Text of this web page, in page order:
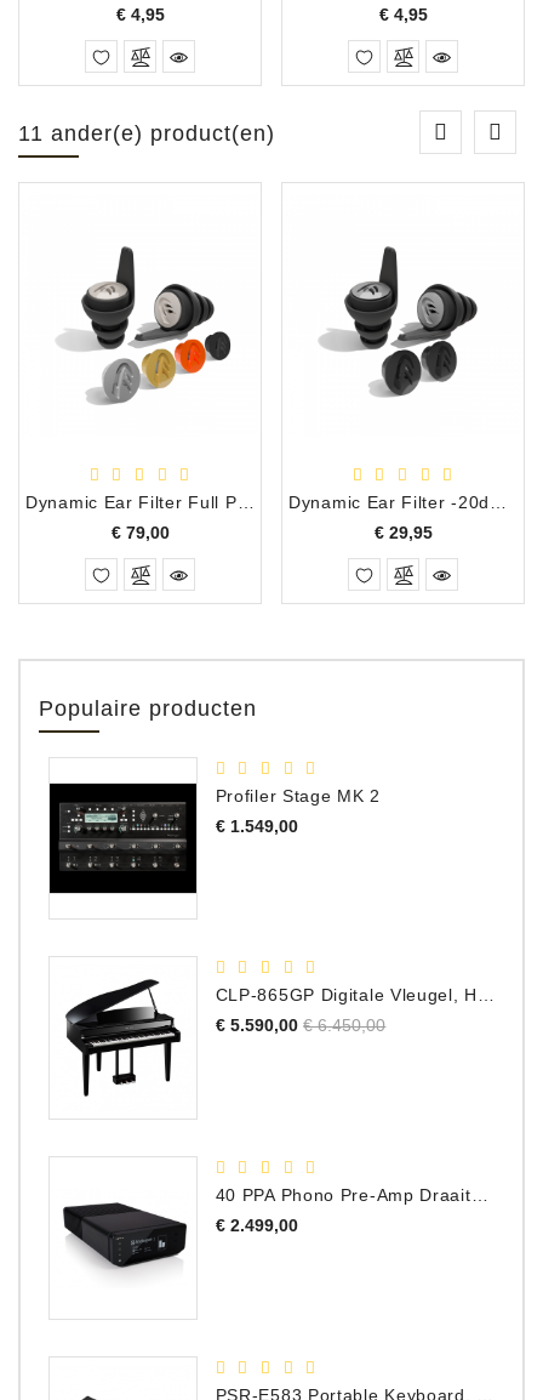
€ 4,95Prijs € 4,95Prijs
11 ander(e) product(en)
€ 79,00Prijs
€ 29,95Prijs
Populaire producten
Profiler Stage MK 2
€ 1.549,00Prijs
CLP-865GP Digitale Vleugel, Hoogglans Zwart, DEMO Model
€ 5.590,00 Normale
€ 6.450,00Prijs
€ 2.499,00Prijs